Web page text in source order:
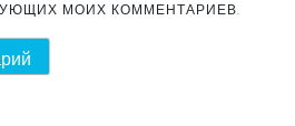
МОИХ КОММЕНТАРИЕВ.